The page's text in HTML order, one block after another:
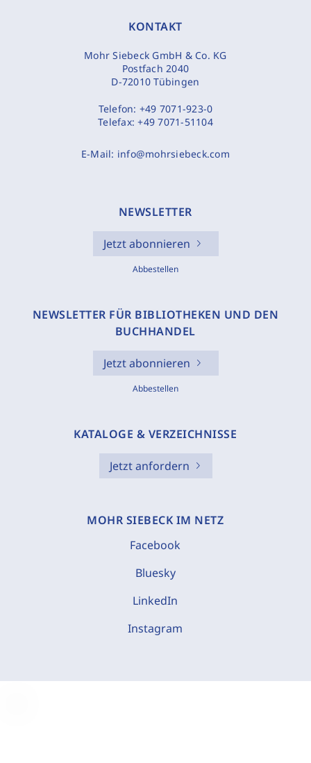
KONTAKT
Mohr Siebeck GmbH & Co. KG
Postfach 2040
D-72010 Tübingen
Telefon: +49 7071-923-0
Telefax:+49 7071-51104
E-Mail: info@mohrsiebeck.com
NEWSLETTER
Jetzt abonnieren
Abbestellen
NEWSLETTER FÜR BIBLIOTHEKEN UND DEN
BUCHHANDEL
Jetzt abonnieren
Abbestellen
KATALOGE & VERZEICHNISSE
Jetzt anfordern
MOHR SIEBECK IM NETZ
Facebook
Bluesky
LinkedIn
Instagram